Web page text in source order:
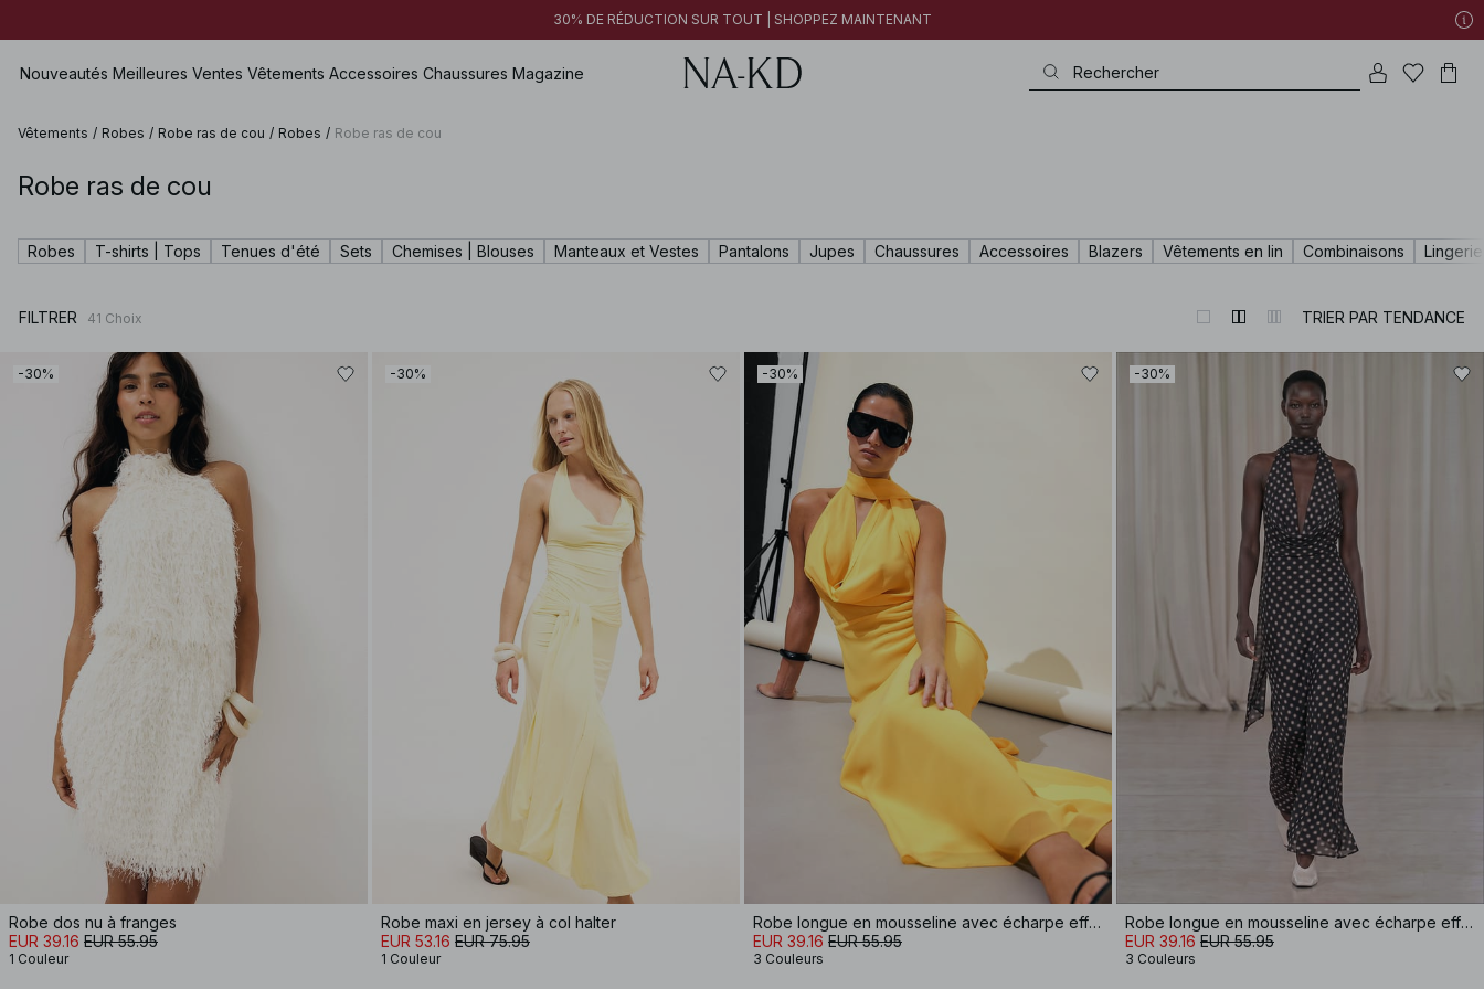
30% DE RÉDUCTION SUR TOUT | SHOPPEZ MAINTENANT
Nouveautés Meilleures Ventes Vêtements Accessoires Chaussures Magazine
Voir tout
Tops
Chemises & Blouses
Manteaux & Vestes
Lingerie
Voir tout
Bijoux
Ceintures
Écharpes & Foulards
Chapeaux & Casquettes
Accessoires pour cheveux
Voir tout
Chaussures à talons hauts
Bottes & Bottines
Vêtements / Robes / Robe ras de cou / Robes / Robe ras de cou
Robe ras de cou
Robes T-shirts | Tops Tenues d'été Sets Chemises | Blouses Manteaux et Vestes Pantalons Jupes Chaussures Accessoires Blazers Vêtements en lin Combinaisons Lingerie
FILTRER 41 Choix TRIER PAR TENDANCE
-30%
Robe dos nu à franges
EUR 39.16 EUR 55.95
1 Couleur
-30%
Robe maxi en jersey à col halter
EUR 53.16 EUR 75.95
1 Couleur
-30%
Robe longue en mousseline avec écharpe effet cascade
EUR 39.16 EUR 55.95
3 Couleurs
-30%
Robe longue en mousseline avec écharpe effet cascade
EUR 39.16 EUR 55.95
3 Couleurs